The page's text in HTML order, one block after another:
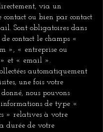
via un
ou bien par contact
Sont obligatoires dans
contact le champs «
», « entreprise ou
et « email ».
automatiquement
une fois votre
nous pouvons
de type «
» relatives à votre
durée de votre